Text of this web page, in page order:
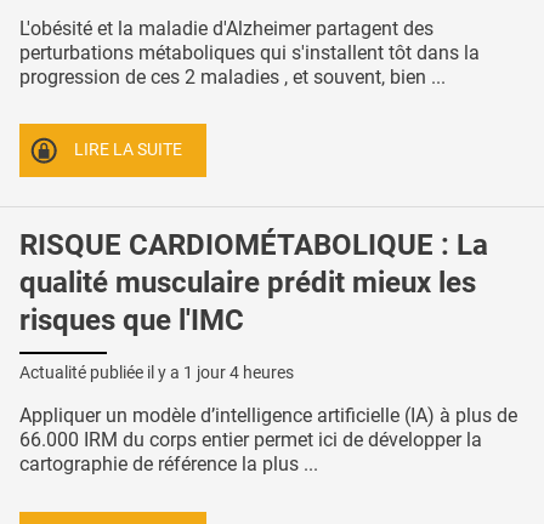
L'obésité et la maladie d'Alzheimer partagent des
perturbations métaboliques qui s'installent tôt dans la
progression de ces 2 maladies , et souvent, bien ...
LIRE LA SUITE
RISQUE CARDIOMÉTABOLIQUE : La
qualité musculaire prédit mieux les
risques que l'IMC
Actualité publiée il y a 1 jour 4 heures
Appliquer un modèle d’intelligence artificielle (IA) à plus de
66.000 IRM du corps entier permet ici de développer la
cartographie de référence la plus ...